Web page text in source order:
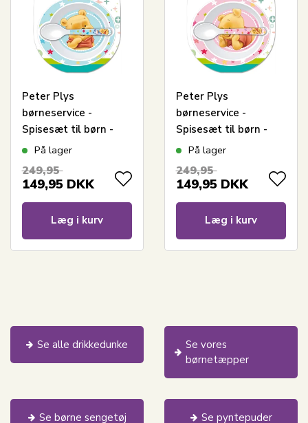
Peter Plys
børneservice -
Spisesæt til børn -
Skål og ske - Blå
På lager
249,95
149,95 DKK
Læg i kurv
Peter Plys
børneservice -
Spisesæt til børn -
Skål og ske - Lyserød
På lager
249,95
149,95 DKK
Læg i kurv
Se alle drikkedunke
Se vores
børnetæpper
Se børne sengetøj Se pyntepuder